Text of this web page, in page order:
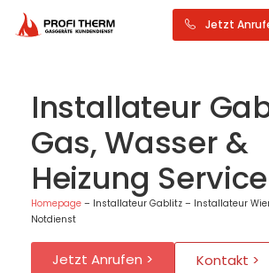
Jetzt
Installateur
Gas, Wasser &
Heizung Service
Homepage – Installateur Gablitz – Installateur
Notdienst
Jetzt Anrufen > Kontakt >